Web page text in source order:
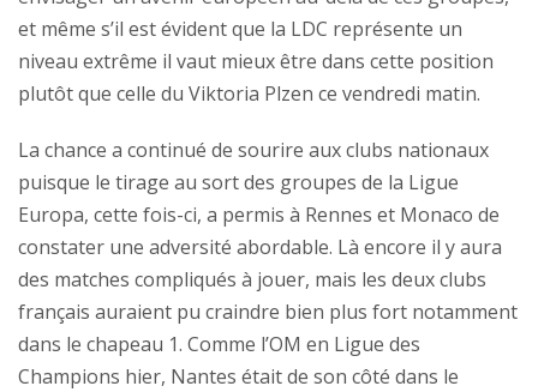
et même s’il est évident que la LDC représente un
niveau extrême il vaut mieux être dans cette position
plutôt que celle du Viktoria Plzen ce vendredi matin.
La chance a continué de sourire aux clubs nationaux
puisque le tirage au sort des groupes de la Ligue
Europa, cette fois-ci, a permis à Rennes et Monaco de
constater une adversité abordable. Là encore il y aura
des matches compliqués à jouer, mais les deux clubs
français auraient pu craindre bien plus fort notamment
dans le chapeau 1. Comme l’OM en Ligue des
Champions hier, Nantes était de son côté dans le